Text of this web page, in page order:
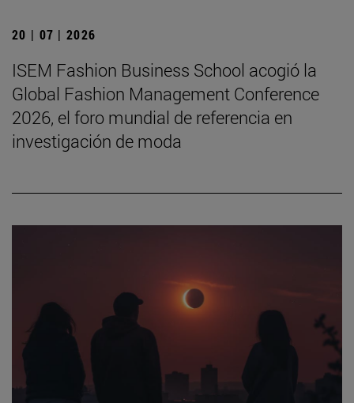
20 | 07 | 2026
ISEM Fashion Business School acogió la
Global Fashion Management Conference
2026, el foro mundial de referencia en
investigación de moda